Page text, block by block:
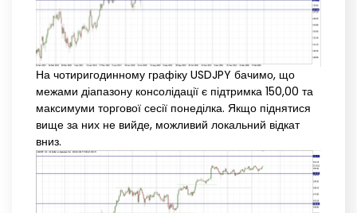
На чотиригодинному графіку USDJPY бачимо, що
межами діапазону консолідації є підтримка 150,00 та
максимуми торгової сесії понеділка. Якщо піднятися
вище за них не вийде, можливий локальний відкат
вниз.